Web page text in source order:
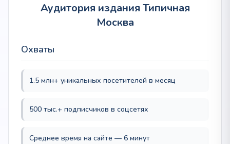
Аудитория издания Типичная
Москва
Охваты
1.5 млн+ уникальных посетителей в месяц
500 тыс.+ подписчиков в соцсетях
Среднее время на сайте — 6 минут